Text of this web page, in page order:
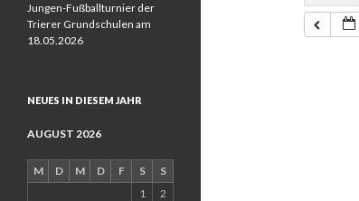
Jungen-Fußballturnier der
Trierer Grundschulen am
18.05.2026
NEUES IN DIESEM JAHR
AUGUST 2026
M D M D F S
S
1
2